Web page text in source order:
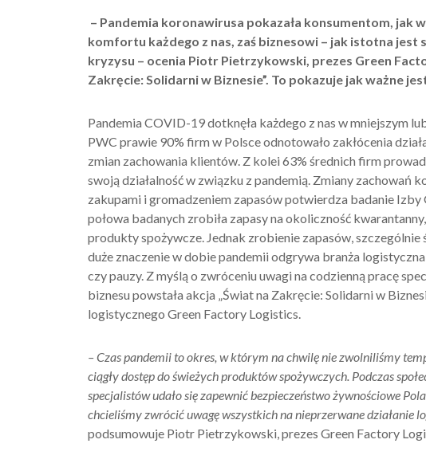
– Pandemia koronawirusa pokazała konsumentom, jak
komfortu każdego z nas, zaś biznesowi – jak istotna jest
kryzysu – ocenia Piotr Pietrzykowski, prezes Green
Zakręcie:Solidarniw Biznesie”. To pokazuje jak ważne
Pandemia COVID-19 dotknęła każdego z nas w mniejszym
PWC prawie 90% firm w Polsce odnotowało zakłócenia
zmian zachowania klientów. Z kolei 63% średnich firm
swoją działalność w związku z pandemią. Zmiany zachowań
zakupami i gromadzeniem zapasów potwierdza badanie
połowa badanych zrobiła zapasy na okoliczność
produkty spożywcze. Jednak zrobienie zapasów,
duże znaczenie w dobie pandemii odgrywa branża
czy pauzy. Z myślą o zwróceniu uwagi na codzienną pracę
biznesu powstała akcja „Świat na Zakręcie: Solidarni w
logistycznego Green Factory Logistics.
–Czas pandemii to okres, w którym na chwilę nie zwolniliśmy
ciągły dostęp do świeżych produktów spożywczych. Podczas s
specjalistówudało się zapewnić bezpieczeństwo żywnościowe
chcieliśmy zwrócić uwagę wszystkich na nieprzerwane działanie
podsumowuje Piotr Pietrzykowski, prezes Green Factory